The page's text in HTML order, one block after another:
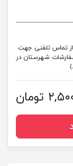
پس از تماس تلفنی جهت
شهرستان در
تومان